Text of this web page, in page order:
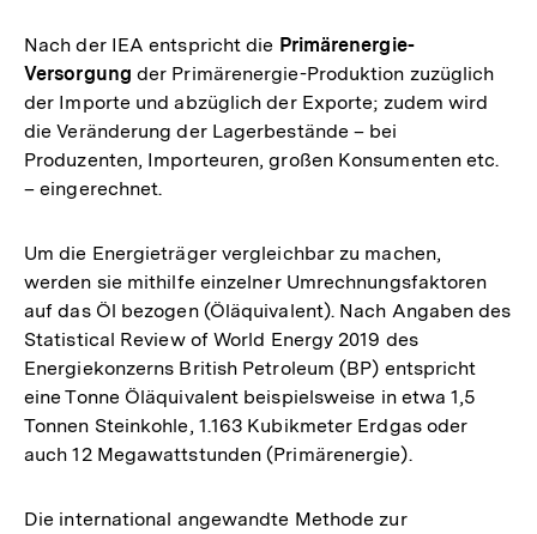
Nach der IEA entspricht die Primärenergie-
Versorgung der Primärenergie-Produktion zuzüglich
der Importe und abzüglich der Exporte; zudem wird
die Veränderung der Lagerbestände – bei
Produzenten, Importeuren, großen Konsumenten etc.
– eingerechnet.
Um die Energieträger vergleichbar zu machen,
werden sie mithilfe einzelner Umrechnungsfaktoren
auf das Öl bezogen (Öläquivalent). Nach Angaben des
Statistical Review of World Energy 2019 des
Energiekonzerns British Petroleum (BP) entspricht
eine Tonne Öläquivalent beispielsweise in etwa 1,5
Tonnen Steinkohle, 1.163 Kubikmeter Erdgas oder
auch 12 Megawattstunden (Primärenergie).
Die international angewandte Methode zur